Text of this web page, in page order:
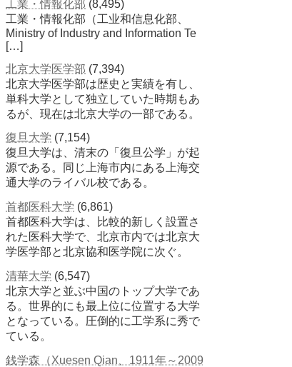
工業・情報化部 (8,495)
工業・情報化部（工业和信息化部、
Ministry of Industry and Information Te
[…]
北京大学医学部 (7,394)
北京大学医学部は歴史と実績を有し、
単科大学として独立していた時期もあ
るが、現在は北京大学の一部である。
復旦大学 (7,154)
復旦大学は、清末の「復旦公学」が起
源である。同じ上海市内にある上海交
通大学のライバル校である。
首都医科大学 (6,861)
首都医科大学は、比較的新しく設置さ
れた医科大学で、北京市内では北京大
学医学部と北京協和医学院に次ぐ。
清華大学 (6,547)
北京大学と並ぶ中国のトップ大学であ
る。世界的にも最上位に位置する大学
となっている。圧倒的に工学系に秀で
ている。
銭学森（Xuesen Qian、1911年～2009